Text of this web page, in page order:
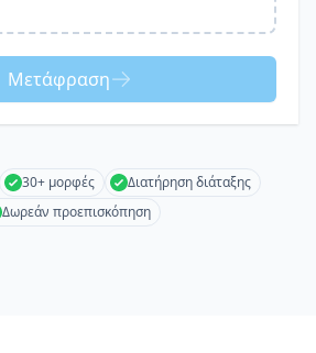
Μετάφραση
30+ μορφές
Διατήρηση διάταξης
Δωρεάν προεπισκόπηση